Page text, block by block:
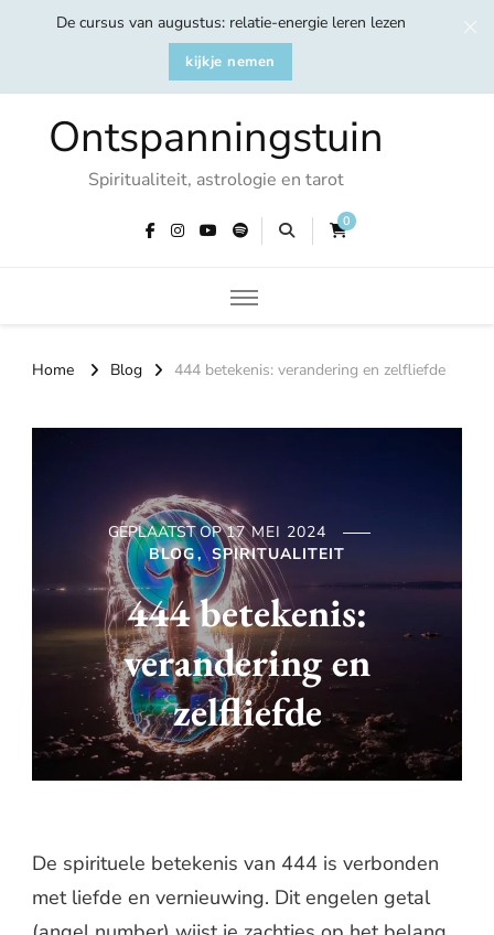
De cursus van augustus: relatie-energie leren lezen
kijkje nemen
Ontspanningstuin
Spiritualiteit, astrologie en tarot
0
Home Blog 444 betekenis: verandering en zelfliefde
GEPLAATST OP17 MEI 2024
BLOG
SPIRITUALITEIT
444 betekenis:
verandering en
zelfliefde
De spirituele betekenis van 444 is verbonden
met liefde en vernieuwing. Dit engelen getal